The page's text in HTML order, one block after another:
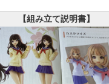
【組み立て説明書】